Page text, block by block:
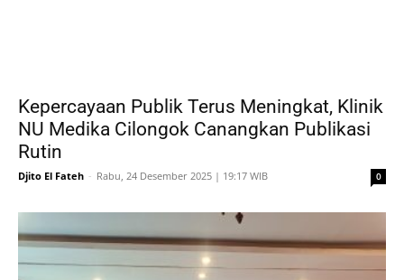
Kepercayaan Publik Terus Meningkat, Klinik
NU Medika Cilongok Canangkan Publikasi
Rutin
Djito El Fateh - Rabu, 24 Desember 2025 | 19:17 WIB 0